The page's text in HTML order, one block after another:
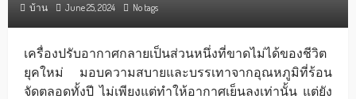
บ้าน June 25, 2024 No tags
เครื่องปรับอากาศกลายเป็นส่วนหนึ่งที่ขาดไม่ได้ของชีวิต
ยุคใหม่ มอบความสบายและบรรเทาจากอุณหภูมิที่ร้อน
จัดตลอดทั้งปี ไม่เพียงแต่ทำให้อากาศเย็นลงเท่านั้น แต่ยัง